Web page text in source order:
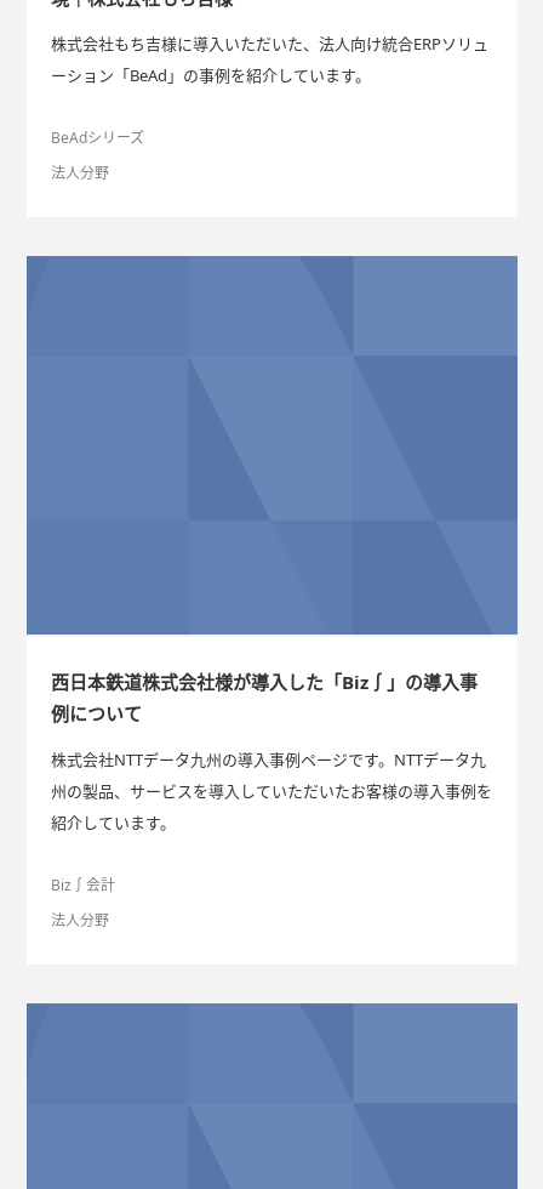
株式会社もち吉様に導入いただいた、法人向け統合ERPソリュ
ーション「BeAd」の事例を紹介しています。
BeAdシリーズ
法人分野
西日本鉄道株式会社様が導入した「Biz∫」の導入事
例について
株式会社NTTデータ九州の導入事例ページです。NTTデータ九
州の製品、サービスを導入していただいたお客様の導入事例を
紹介しています。
Biz∫会計
法人分野